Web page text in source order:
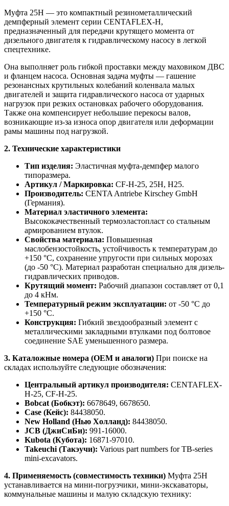
Муфта 25H — это компактный резинометаллический
демпферный элемент серии CENTAFLEX-H,
предназначенный для передачи крутящего момента от
дизельного двигателя к гидравлическому насосу в легкой
спецтехнике.
Она выполняет роль гибкой проставки между маховиком ДВС
и фланцем насоса. Основная задача муфты — гашение
резонансных крутильных колебаний коленвала малых
двигателей и защита гидравлического насоса от ударных
нагрузок при резких остановках рабочего оборудования.
Также она компенсирует небольшие перекосы валов,
возникающие из-за износа опор двигателя или деформации
рамы машины под нагрузкой.
2. Технические характеристики
Тип изделия: Эластичная муфта-демпфер малого
типоразмера.
Артикул / Маркировка: CF-H-25, 25H, H25.
Производитель: CENTA Antriebe Kirschey GmbH
(Германия).
Материал эластичного элемента:
Высококачественный термоэластопласт со стальным
армированием втулок.
Свойства материала: Повышенная
маслобензостойкость, устойчивость к температурам до
+150 °C, сохранение упругости при сильных морозах
(до -50 °C). Материал разработан специально для дизель-
гидравлических приводов.
Крутящий момент: Рабочий диапазон составляет от 0,1
до 4 кНм.
Температурный режим эксплуатации: от -50 °C до
+150 °C.
Конструкция: Гибкий звездообразный элемент с
металлическими закладными втулками под болтовое
соединение SAE уменьшенного размера.
3. Каталожные номера (OEM и аналоги) При поиске на
складах используйте следующие обозначения:
Центральный артикул производителя: CENTAFLEX-
H-25, CF-H-25.
Bobcat (Бобкэт): 6678649, 6678650.
Case (Кейс): 84438050.
New Holland (Нью Холланд): 84438050.
JCB (ДжиСиБи): 991-16000.
Kubota (Кубота): 16871-97010.
Takeuchi (Такэучи): Various part numbers for TB-series
mini-excavators.
4. Применяемость (совместимость техники) Муфта 25H
устанавливается на мини-погрузчики, мини-экскаваторы,
коммунальные машины и малую складскую технику: